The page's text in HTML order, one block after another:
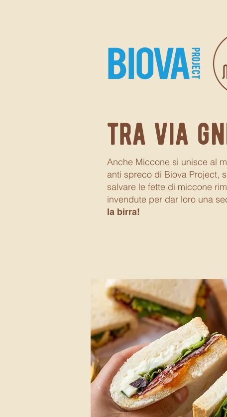
tra via
Anche Miccone si unisce al
anti spreco di Biova Project,
salvare le fette di miccone
invendute per dar loro una
la birra!